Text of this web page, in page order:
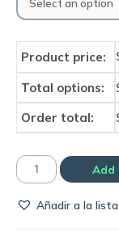
Product price:
Total options:
Order total:
Camiseta
2018/19
Add
Añadir a la